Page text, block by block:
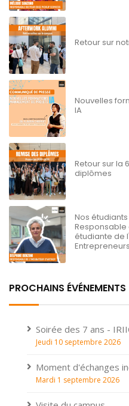
Retour sur
Nouvelles
IA
Retour sur la
diplômes
Nos étudiants
Responsable
étudiante de
PROCHAINS ÉVÉNEMENTS
Soirée des 7 ans -
Jeudi 10 septembre 2026
Moment d'échanges
Mardi 1 septembre 2026